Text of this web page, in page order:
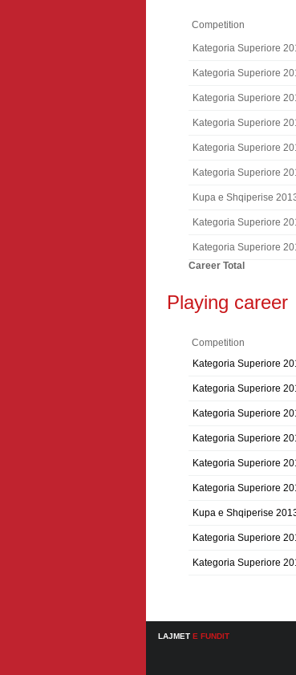
Competition
Kategoria Superiore
Kategoria Superiore
Kategoria Superiore
Kategoria Superiore
Kategoria Superiore
Kategoria Superiore
Kupa e Shqiperise
Kategoria Superiore
Kategoria Superiore
Career Total
Playing career
Competition
Kategoria Superiore
Kategoria Superiore
Kategoria Superiore
Kategoria Superiore
Kategoria Superiore
Kategoria Superiore
Kupa e Shqiperise
Kategoria Superiore
Kategoria Superiore
LAJMET E FUNDIT